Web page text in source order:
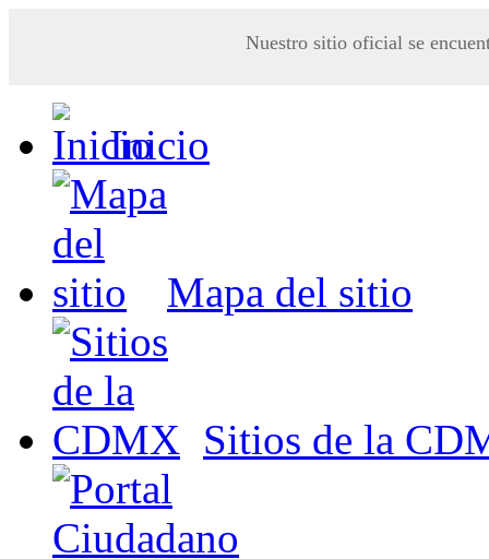
Nuestro sitio oficial se
Inicio
Mapa del sitio
Sitios de la